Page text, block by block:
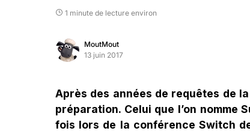
1 minute de lecture environ
MoutMout
13 juin 2017
Après des années de requêtes de
préparation. Celui que l’on nomme
fois lors de la conférence Switch